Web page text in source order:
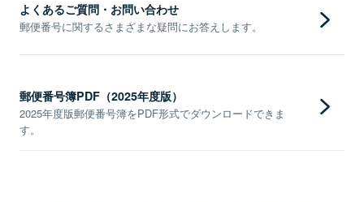
よくあるご質問・お問い合わせ
郵便番号に関するさまざまな疑問にお答えします。
郵便番号簿PDF（2025年度版）
2025年度版郵便番号簿をPDF形式でダウンロードできま
す。